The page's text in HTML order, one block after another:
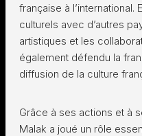
française à
culturels avec d’autres
artistiques et les
également défendu la
diffusion de la culture
Grâce à ses actions et à
Malak a joué un rôle